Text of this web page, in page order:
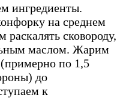
ингредиенты.
на среднем
сковороду,
маслом. Жарим
по 1,5
до
к